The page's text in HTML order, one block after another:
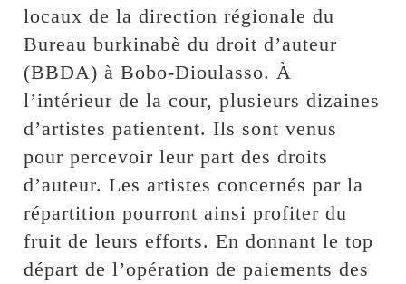
locaux de la direction régionale du
Bureau burkinabè du droit d’auteur
(BBDA) à Bobo-Dioulasso. À
l’intérieur de la cour, plusieurs dizaines
d’artistes patientent. Ils sont venus
pour percevoir leur part des droits
d’auteur. Les artistes concernés par la
répartition pourront ainsi profiter du
fruit de leurs efforts. En donnant le top
départ de l’opération de paiements des